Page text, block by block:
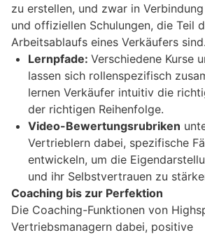
zu erstellen, und zwar in
und offiziellen Schulungen, die Teil
Arbeitsablaufs eines Verkäufers sind.
Lernpfade: Verschiedene Kurse
lassen sich rollenspezifisch
lernen Verkäufer intuitiv die
der richtigen Reihenfolge.
Video-Bewertungsrubriken
Vertrieblern dabei, spezifische
entwickeln, um die
und ihr Selbstvertrauen zu
Coaching bis zur Perfektion
Die Coaching-Funktionen von
Vertriebsmanagern dabei, positive